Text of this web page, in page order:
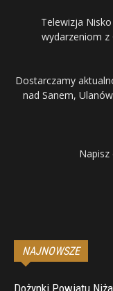
Telewizja
wydarzeniom z
Dostarczamy
nad Sanem,
Napisz
NAJNOWSZE